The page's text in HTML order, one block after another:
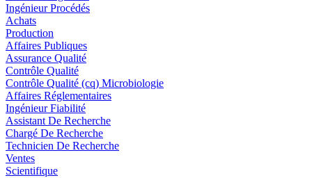
Ingénieur Procédés
Achats
Production
Affaires Publiques
Assurance Qualité
Contrôle Qualité
Contrôle Qualité (cq) Microbiologie
Affaires Réglementaires
Ingénieur Fiabilité
Assistant De Recherche
Chargé De Recherche
Technicien De Recherche
Ventes
Scientifique